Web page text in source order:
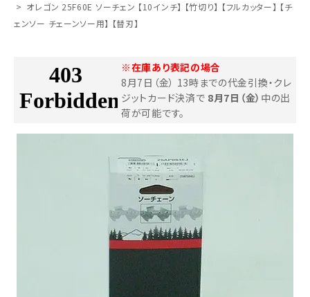
search
オレゴン 25F60E ソーチェン 【10インチ】 【竹切り】 【フルカッター】 【チ
ェンソー チェーンソー用】 【替刃】
※在庫あり表記の場合
8月7日（金） 13時までの代金引換・クレ
ジットカード決済で 8月7日（金） 中の出
荷が可能です。